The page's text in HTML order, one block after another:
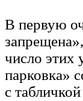
В первую
число этих
парковка»
с